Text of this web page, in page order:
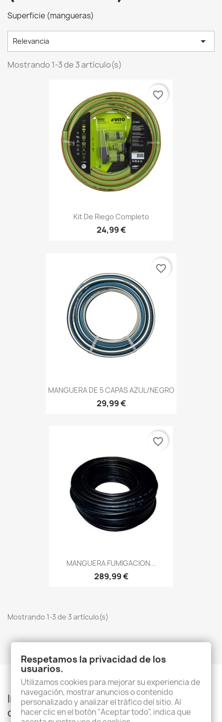
Superficie (mangueras)
Relevancia 
Mostrando 1-3 de 3 artículo(s)
Kit De Riego Completo
24,99 €
favorite_border
MANGUERA DE 5 CAPAS AZUL/NEGRO
29,99 €
favorite_border
MANGUERA FUMIGACION...
289,99 €
favorite_border
Mostrando 1-3 de 3 artículo(s)
Volver arriba
Infórmese de nuestras últimas noticias y
ofertas especiales
Respetamos la privacidad de los
usuarios.
Utilizamos cookies para mejorar su experiencia de
navegación, mostrar anuncios o contenido
personalizado y analizar el tráfico del sitio. Al
hacer clic en el botón "Aceptar todo", indica que